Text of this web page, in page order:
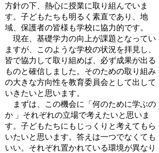
方針の下、熱心に授業に取り組んでいま
す。子どもたちも明るく素直であり、地
域、保護者の皆様も学校に協力的です。
現在、基礎学力の向上が課題となってい
ますが、このような学校の状況を拝見し、
皆で協力して取り組めば、必ず成果が出る
ものと確信しました。そのための取り組み
の大きな方向性を教育委員会として出して
いきたいと思います。
まずは、この機会に「何のために学ぶの
か 」それぞれの立場で考えたいと思いま
す。子どもたちにもじっくりと考えてもら
いたいと思います。答えは一つでなくても
いい。それぞれ置かれている環境が異なり